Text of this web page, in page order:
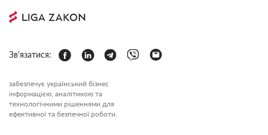
Зв'язатися:
забезпечує український бізнес
інформацією, аналітикою та
технологічними рішеннями для
ефективної та безпечної роботи.